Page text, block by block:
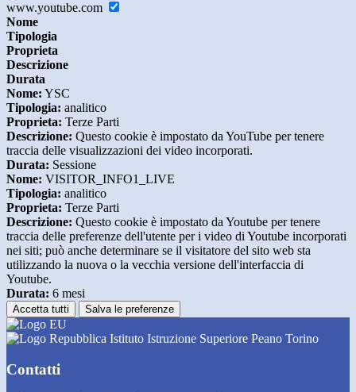
www.youtube.com
Nome
Tipologia
Proprieta
Descrizione
Durata
Nome: YSC
Tipologia: analitico
Proprieta: Terze Parti
Descrizione: Questo cookie è impostato da YouTube per tenere
traccia delle visualizzazioni dei video incorporati.
Durata: Sessione
Nome: VISITOR_INFO1_LIVE
Tipologia: analitico
Proprieta: Terze Parti
Descrizione: Questo cookie è impostato da Youtube per tenere
traccia delle preferenze dell'utente per i video di Youtube incorporati
nei siti; può anche determinare se il visitatore del sito web sta
utilizzando la nuova o la vecchia versione dell'interfaccia di
Youtube.
Durata: 6 mesi
Accetta tutti Salva le preferenze
Istituto Istruzione Superiore Peano Torino
Contatti